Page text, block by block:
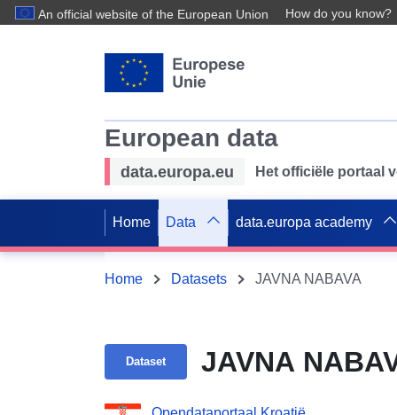
An official website of the European Union How do you know?
European data
data.europa.eu Het officiële portaal
Home Data data.europa academy
Home Datasets JAVNA NABAVA
Dataset JAVNA